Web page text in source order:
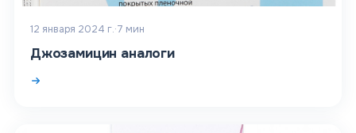
12 января 2024 г.·7 мин
Джозамицин аналоги